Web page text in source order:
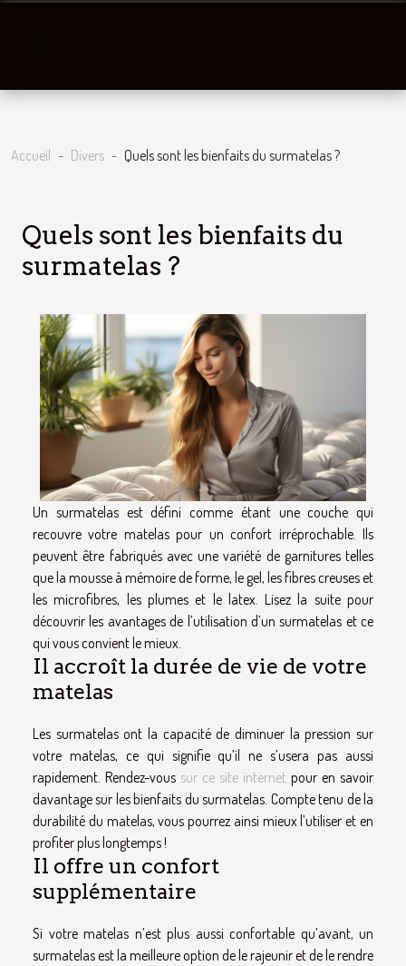
Accueil Divers Quels sont les bienfaits du surmatelas ?
Quels sont les bienfaits du
surmatelas ?
Un surmatelas est défini comme étant une couche qui
recouvre votre matelas pour un confort irréprochable. Ils
peuvent être fabriqués avec une variété de garnitures telles
que la mousse à mémoire de forme, le gel, les fibres creuses et
les microfibres, les plumes et le latex. Lisez la suite pour
découvrir les avantages de l’utilisation d’un surmatelas et ce
qui vous convient le mieux.
Il accroît la durée de vie de votre
matelas
Les surmatelas ont la capacité de diminuer la pression sur
votre matelas, ce qui signifie qu’il ne s’usera pas aussi
rapidement. Rendez-vous sur ce site internet pour en savoir
davantage sur les bienfaits du surmatelas. Compte tenu de la
durabilité du matelas, vous pourrez ainsi mieux l’utiliser et en
profiter plus longtemps !
Il offre un confort
supplémentaire
Si votre matelas n’est plus aussi confortable qu’avant, un
surmatelas est la meilleure option de le rajeunir et de le rendre